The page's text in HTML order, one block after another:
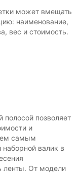
может вмещать
наименование,
вес и стоимость.
полосой позволяет
и
самым
валик в
ленты. От модели